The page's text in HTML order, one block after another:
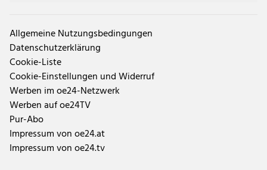
Allgemeine Nutzungsbedingungen
Datenschutzerklärung
Cookie-Liste
Cookie-Einstellungen und Widerruf
Werben im oe24-Netzwerk
Werben auf oe24TV
Pur-Abo
Impressum von oe24.at
Impressum von oe24.tv